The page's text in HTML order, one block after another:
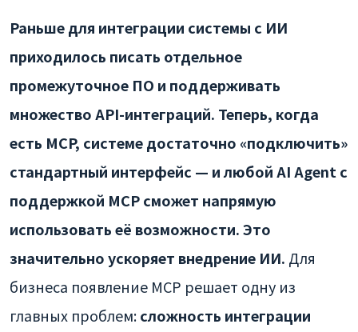
Раньше для интеграции системы с ИИ
приходилось писать отдельное
промежуточное ПО и поддерживать
множество API-интеграций. Теперь, когда
есть MCP, системе достаточно «подключить»
стандартный интерфейс — и любой AI Agent с
поддержкой MCP сможет напрямую
использовать её возможности. Это
значительно ускоряет внедрение ИИ. Для
бизнеса появление MCP решает одну из
главных проблем:сложность интеграции